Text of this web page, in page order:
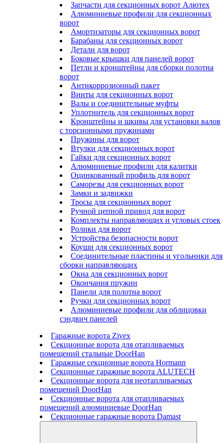
Запчасти для секционных ворот Алютех
Алюминиевые профили для секционных
ворот
Амортизаторы для секционных ворот
Барабаны для секционных ворот
Детали для ворот
Боковые крышки для панелей ворот
Петли и кронштейны для сборки полотна
ворот
Антикоррозионный пакет
Винты для секционных ворот
Валы и соединительные муфты
Уплотнитель для секционных ворот
Кронштейны и шкивы для установки валов
с торсионными пружинами
Пружины для ворот
Втулки для секционных ворот
Гайки для секционных ворот
Алюминиевые профили для калитки
Оцинкованный профиль для ворот
Саморезы для секционных ворот
Замки и задвижки
Тросы для секционных ворот
Ручной цепной привод для ворот
Комплекты направляющих и угловых стоек
Ролики для ворот
Устройства безопасности ворот
Коуши для секционных ворот
Соединительные пластины и угольники для
сборки направляющих
Окна для секционных ворот
Окончания пружин
Панели для полотна ворот
Ручки для секционных ворот
Алюминиевые профили для облицовки
сэндвич панелей
Гаражные ворота Zivex
Секционные ворота для отапливаемых
помещений стальные DoorHan
Гаражные секционные ворота Hormann
Секционные гаражные ворота ALUTECH
Секционные ворота для неотапливаемых
помещений DoorHan
Секционные ворота для отапливаемых
помещений алюминиевые DoorHan
Секционные гаражные ворота Damast